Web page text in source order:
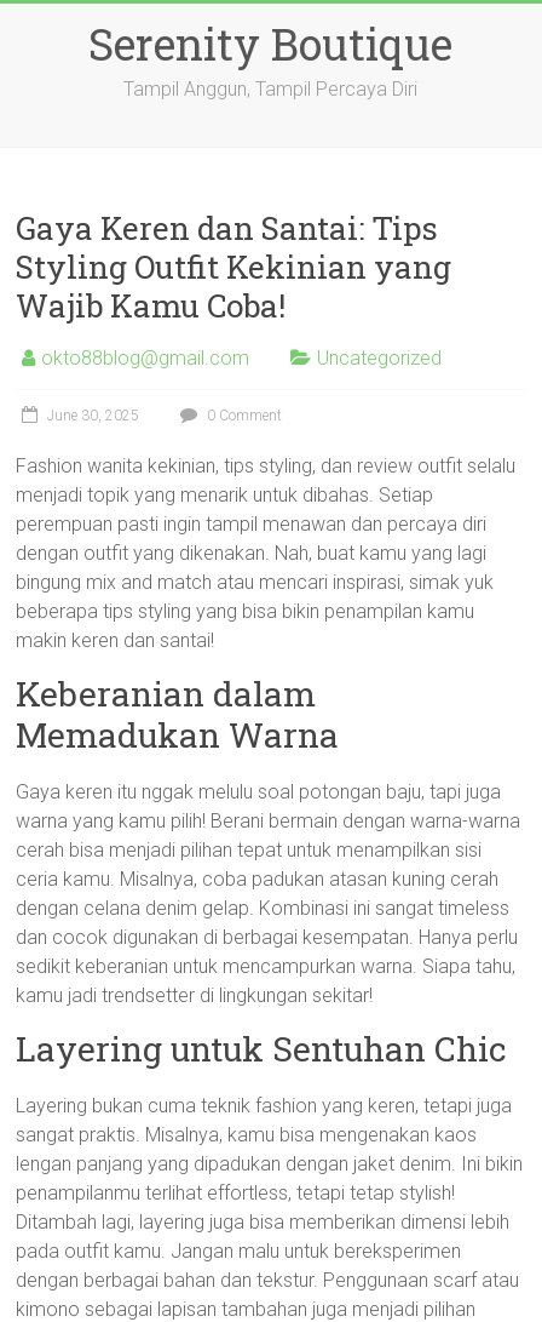
Serenity Boutique
Tampil Anggun, Tampil Percaya Diri
Gaya Keren dan Santai: Tips
Styling Outfit Kekinian yang
Wajib Kamu Coba!
okto88blog@gmail.com Uncategorized
June 30, 2025 0 Comment
Fashion wanita kekinian, tips styling, dan review outfit selalu
menjadi topik yang menarik untuk dibahas. Setiap
perempuan pasti ingin tampil menawan dan percaya diri
dengan outfit yang dikenakan. Nah, buat kamu yang lagi
bingung mix and match atau mencari inspirasi, simak yuk
beberapa tips styling yang bisa bikin penampilan kamu
makin keren dan santai!
Keberanian dalam
Memadukan Warna
Gaya keren itu nggak melulu soal potongan baju, tapi juga
warna yang kamu pilih! Berani bermain dengan warna-warna
cerah bisa menjadi pilihan tepat untuk menampilkan sisi
ceria kamu. Misalnya, coba padukan atasan kuning cerah
dengan celana denim gelap. Kombinasi ini sangat timeless
dan cocok digunakan di berbagai kesempatan. Hanya perlu
sedikit keberanian untuk mencampurkan warna. Siapa tahu,
kamu jadi trendsetter di lingkungan sekitar!
Layering untuk Sentuhan Chic
Layering bukan cuma teknik fashion yang keren, tetapi juga
sangat praktis. Misalnya, kamu bisa mengenakan kaos
lengan panjang yang dipadukan dengan jaket denim. Ini bikin
penampilanmu terlihat effortless, tetapi tetap stylish!
Ditambah lagi, layering juga bisa memberikan dimensi lebih
pada outfit kamu. Jangan malu untuk bereksperimen
dengan berbagai bahan dan tekstur. Penggunaan scarf atau
kimono sebagai lapisan tambahan juga menjadi pilihan